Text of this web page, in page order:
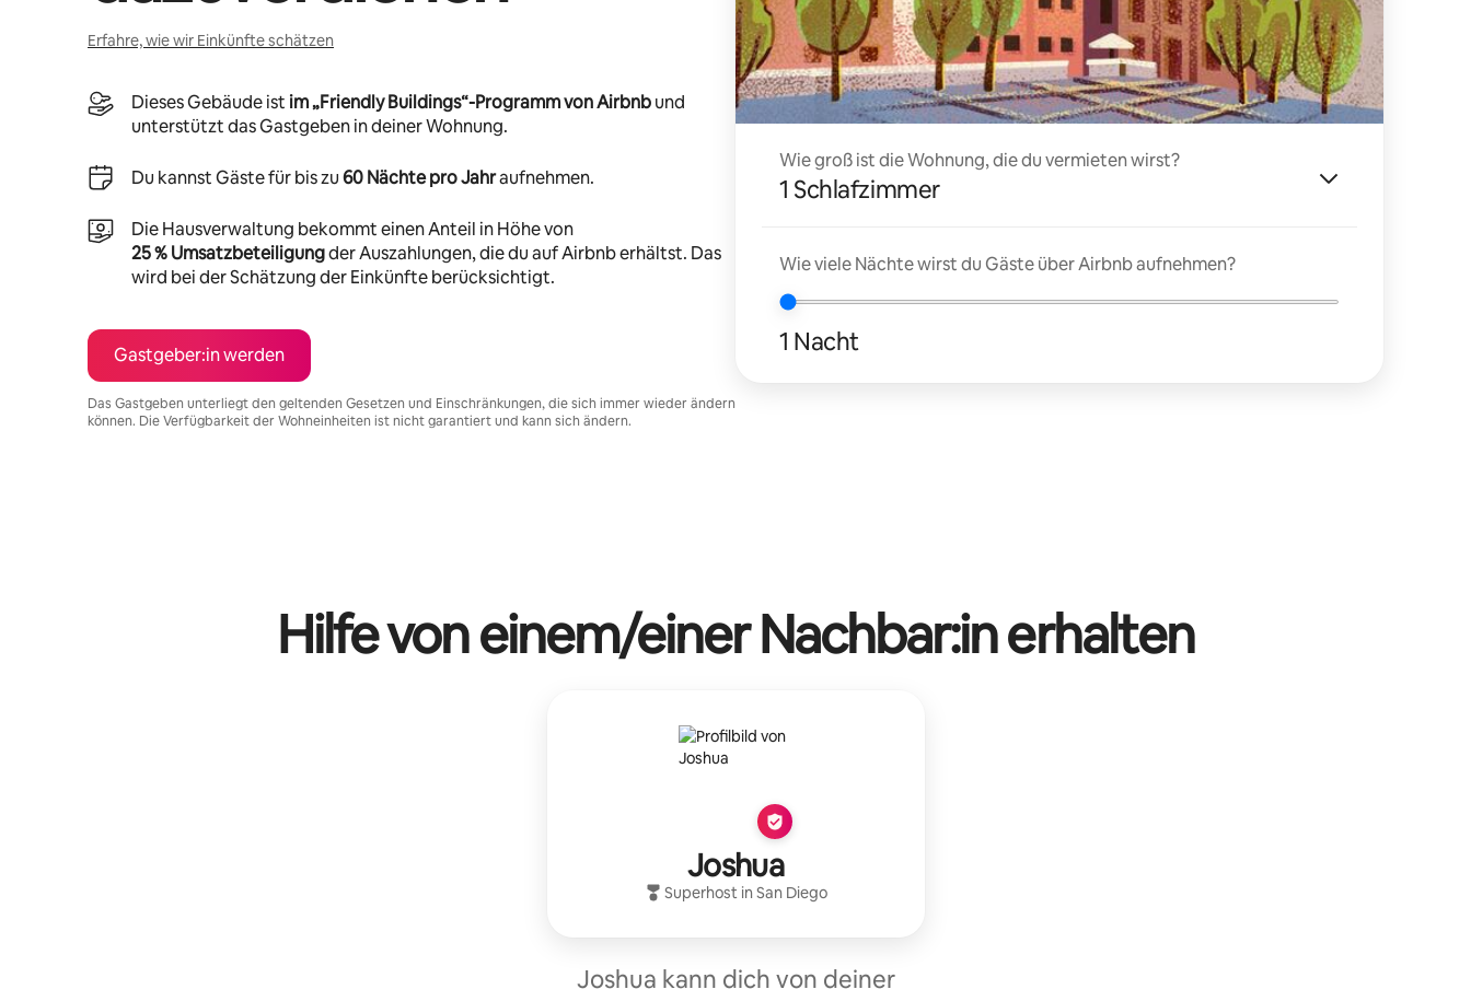
Erfahre, wie wir Einkünfte schätzen
Dieses Gebäude ist im „Friendly Buildings“-Programm von Airbnbund
unterstützt das Gastgeben in deiner Wohnung.
Du kannst Gäste für bis zu60 Nächte pro Jahraufnehmen.
Die Hausverwaltung bekommt einen Anteil in Höhe von
25 % Umsatzbeteiligungder Auszahlungen, die du auf Airbnb erhältst. Das
wird bei der Schätzung der Einkünfte berücksichtigt.
Gastgeber:in werden
Das Gastgeben unterliegt den geltenden Gesetzen und Einschränkungen, die sich immer wieder ändern
können. Die Verfügbarkeit der Wohneinheiten ist nicht garantiert und kann sich ändern.
Wie groß ist die Wohnung, die du vermieten wirst?
1 Schlafzimmer
Wie viele Nächte wirst du Gäste über Airbnb aufnehmen?
1 Nacht
Hilfe von einem/einer Nachbar:in erhalten
Joshua
Superhost inSan Diego
Joshua kann dich von deiner